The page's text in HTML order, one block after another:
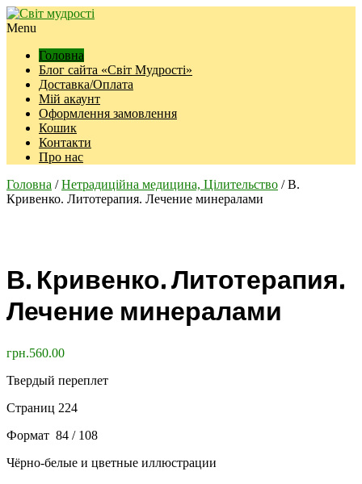
Menu
Головна
Блог сайта «Світ Мудрості»
Доставка/Оплата
Мій акаунт
Оформлення замовлення
Кошик
Контакти
Про нас
Головна /Нетрадиційна медицина, Цілительство / В.
Кривенко. Литотерапия. Лечение минералами
В. Кривенко. Литотерапия.
Лечение минералами
грн.560.00
Твердый переплет
Страниц 224
Формат 84 / 108
Чёрно-белые и цветные иллюстрации